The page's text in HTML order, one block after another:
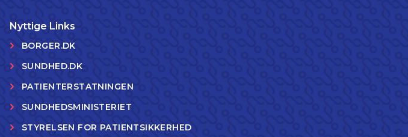
Nyttige Links
BORGER.DK
SUNDHED.DK
PATIENTERSTATNINGEN
SUNDHEDSMINISTERIET
STYRELSEN FOR PATIENTSIKKERHED